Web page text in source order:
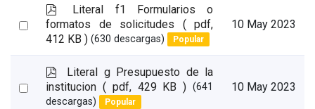
Select
p
d
f
Literal f1 Formularios o
formatos de solicitudes
( pdf,
412 KB ) (630 descargas) Popular
10 May 2023
Select
p
d
f
Literal g Presupuesto de la
institucion ( pdf, 429 KB ) (641
descargas)
Popular
10 May 2023